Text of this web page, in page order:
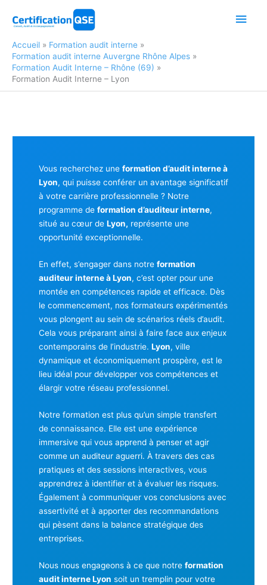
Accueil
Formation audit interne
Formation audit interne Auvergne Rhône Alpes
Formation Audit Interne – Rhône (69)
Formation Audit Interne – Lyon
Vous recherchez une formation d’audit interne à
Lyon, qui puisse conférer un avantage significatif
à votre carrière professionnelle ? Notre
programme de formation d’auditeur interne,
situé au cœur de Lyon, représente une
opportunité exceptionnelle.
En effet, s’engager dans notre formation
auditeur interne à Lyon, c’est opter pour une
montée en compétences rapide et efficace. Dès
le commencement, nos formateurs expérimentés
vous plongent au sein de scénarios réels d’audit.
Cela vous préparant ainsi à faire face aux enjeux
contemporains de l’industrie. Lyon, ville
dynamique et économiquement prospère, est le
lieu idéal pour développer vos compétences et
élargir votre réseau professionnel.
Notre formation est plus qu’un simple transfert
de connaissance. Elle est une expérience
immersive qui vous apprend à penser et agir
comme un auditeur aguerri. À travers des cas
pratiques et des sessions interactives, vous
apprendrez à identifier et à évaluer les risques.
Également à communiquer vos conclusions avec
assertivité et à apporter des recommandations
qui pèsent dans la balance stratégique des
entreprises.
Nous nous engageons à ce que notre formation
audit interne Lyon soit un tremplin pour votre